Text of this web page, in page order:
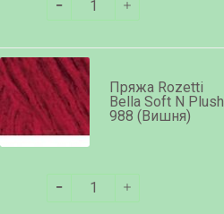
Пряжа Rozetti
Bella Soft N Plush
988 (Вишня)